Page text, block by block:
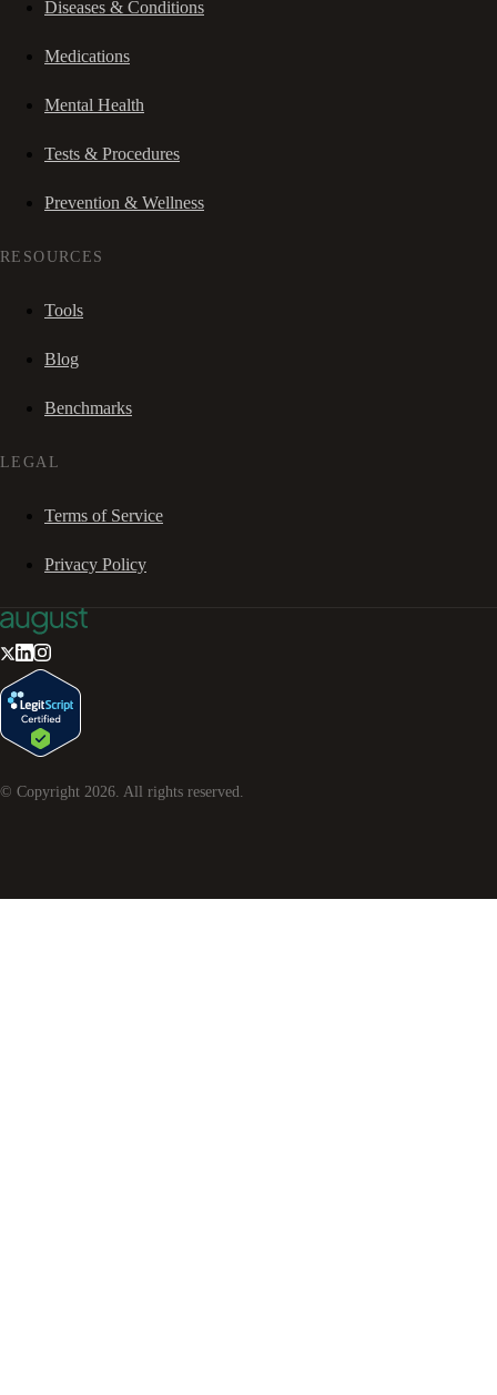
Diseases & Conditions
Medications
Mental Health
Tests & Procedures
Prevention & Wellness
RESOURCES
Tools
Blog
Benchmarks
LEGAL
Terms of Service
Privacy Policy
© Copyright 2026. All rights reserved.